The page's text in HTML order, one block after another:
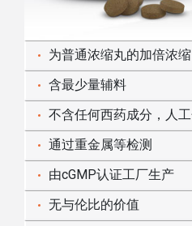
为普通浓缩丸的加倍浓缩
含最少量辅料
不含任何西药成分，人
通过重金属等检测
由cGMP认证工厂生产
无与伦比的价值